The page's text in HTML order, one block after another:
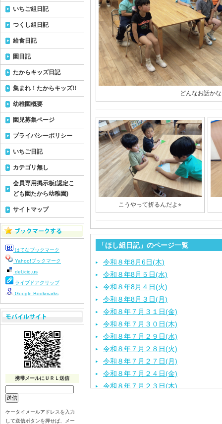
どんなお話か
こうやって折るんだよ⭐︎
「ほし組日記」のページ一覧
令和８年8月6日(木)
令和８年8月５日(水)
令和８年8月４日(火)
令和８年8月３日(月)
令和８年７月３１日(金)
令和８年７月３０日(木)
令和８年７月２９日(水)
令和８年７月２８日(火)
令和８年７月２７日(月)
令和８年７月２４日(金)
令和８年７月２３日(木)
いちご組日記
つくし組日記
給食日記
園日記
たからキッズ日記
集まれ！たからキッズ!!
幼稚園概要
園児募集ページ
プライバシーポリシー
いちご日記
カテゴリ無し
会員専用掲示板(認定こ
ども園たから幼稚園)
サイトマップ
はてなブックマーク
Yahoo!ブックマーク
del.icio.us
ライブドアクリップ
Google Bookmarks
携帯メールにＵＲＬ送信
ケータイメールアドレスを入力
して送信ボタンを押せば、メー